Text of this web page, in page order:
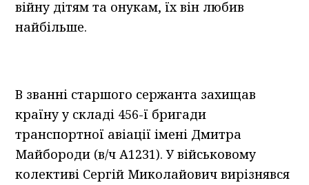
війну дітям та онукам, їх він любив
найбільше.
В званні старшого сержанта захищав
країну у складі 456-ї бригади
транспортної авіації імені Дмитра
Майбороди (в/ч А1231). У військовому
колективі Сергій Миколайович вирізнявся